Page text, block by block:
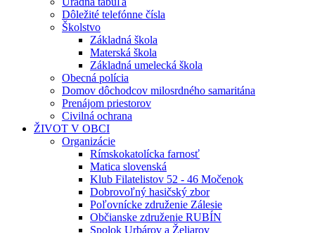
Dôležité telefónne čísla
Školstvo
Základná škola
Materská škola
Základná umelecká škola
Obecná polícia
Domov dôchodcov milosrdného samaritána
Prenájom priestorov
Civilná ochrana
ŽIVOT V OBCI
Organizácie
Rímskokatolícka farnosť
Matica slovenská
Klub Filatelistov 52 - 46 Močenok
Dobrovoľný hasičský zbor
Poľovnícke združenie Zálesie
Občianske združenie RUBÍN
Spolok Urbárov a Želiarov